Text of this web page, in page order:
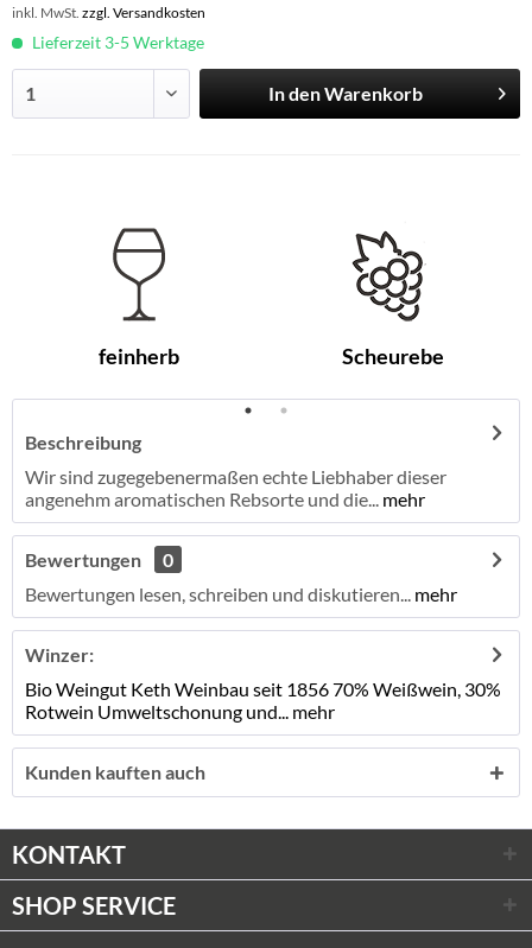
inkl. MwSt. zzgl. Versandkosten
Lieferzeit 3-5 Werktage
In denWarenkorb
feinherb Scheurebe
Beschreibung
Wir sind zugegebenermaßen echte Liebhaber dieser
angenehm aromatischen Rebsorte und die... mehr
Bewertungen
0
Bewertungen lesen, schreiben und diskutieren... mehr
Winzer:
Bio Weingut Keth Weinbau seit 1856 70% Weißwein, 30%
Rotwein Umweltschonung und... mehr
Kunden kauften auch
KONTAKT
SHOP SERVICE